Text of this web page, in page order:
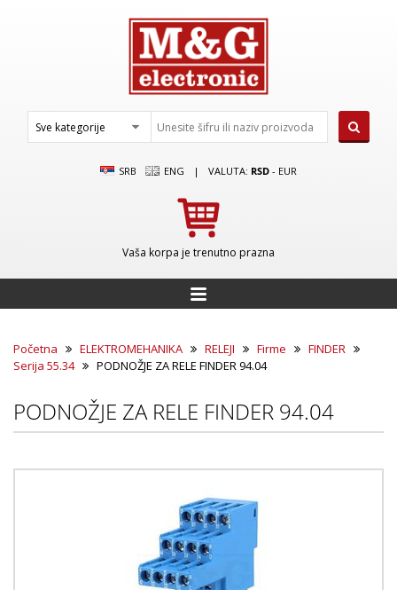
SRB ENG | VALUTA: RSD - EUR
Vaša korpa je trenutno prazna
Početna ELEKTROMEHANIKA RELEJI Firme
FINDER
Serija 55.34
PODNOŽJE ZA RELE FINDER 94.04
PODNOŽJE ZA RELE FINDER 94.04